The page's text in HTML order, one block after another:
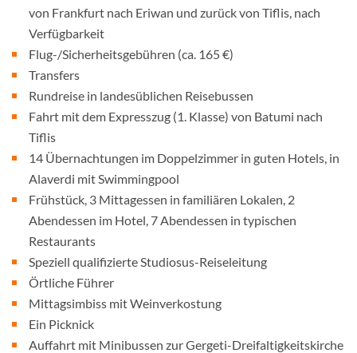
von Frankfurt nach Eriwan und zurück von Tiflis, nach
Verfügbarkeit
Flug-/Sicherheitsgebühren (ca. 165 €)
Transfers
Rundreise in landesüblichen Reisebussen
Fahrt mit dem Expresszug (1. Klasse) von Batumi nach
Tiflis
14 Übernachtungen im Doppelzimmer in guten Hotels, in
Alaverdi mit Swimmingpool
Frühstück, 3 Mittagessen in familiären Lokalen, 2
Abendessen im Hotel, 7 Abendessen in typischen
Restaurants
Speziell qualifizierte Studiosus-Reiseleitung
Örtliche Führer
Mittagsimbiss mit Weinverkostung
Ein Picknick
Auffahrt mit Minibussen zur Gergeti-Dreifaltigkeitskirche